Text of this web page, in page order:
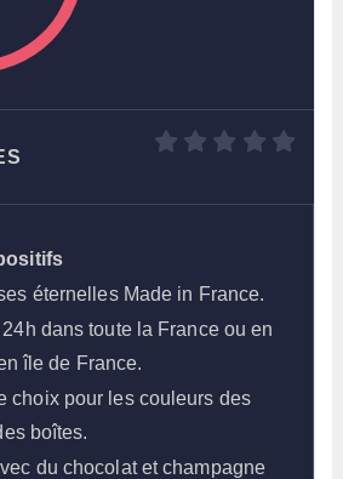
éternelles Made in France.
dans toute la France ou en
île de France.
choix pour les couleurs des
boîtes.
du chocolat et champagne